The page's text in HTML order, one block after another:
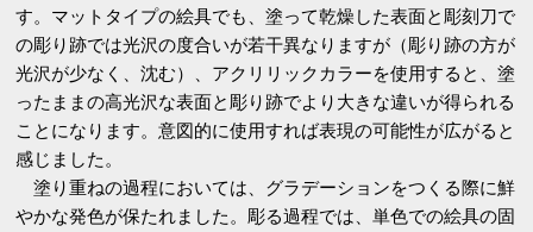
す。マットタイプの絵具でも、塗って乾燥した表面と彫刻刀で
の彫り跡では光沢の度合いが若干異なりますが（彫り跡の方が
光沢が少なく、沈む）、アクリリックカラーを使用すると、塗
ったままの高光沢な表面と彫り跡でより大きな違いが得られる
ことになります。意図的に使用すれば表現の可能性が広がると
感じました。
塗り重ねの過程においては、グラデーションをつくる際に鮮
やかな発色が保たれました。彫る過程では、単色での絵具の固